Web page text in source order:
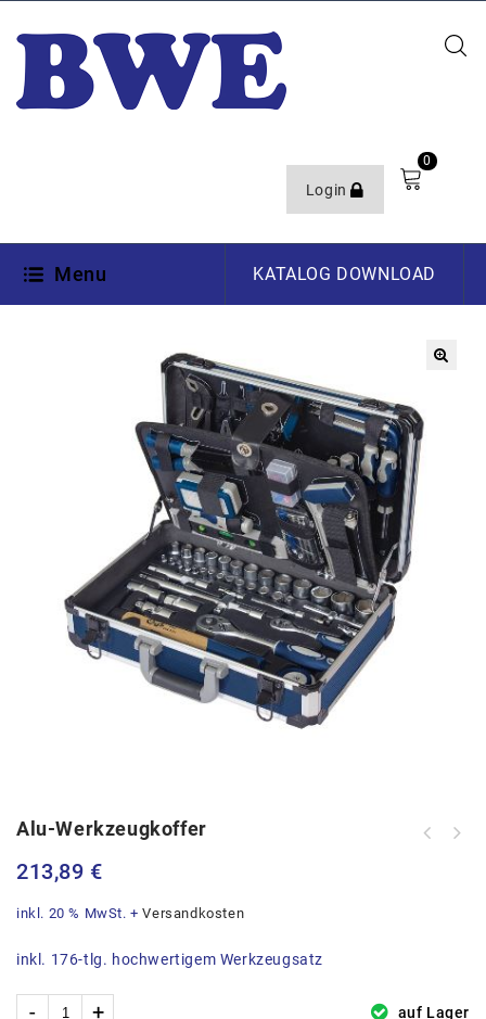
Login
0
Menu KATALOG DOWNLOAD
Alu-Werkzeugkoffer
213,89 €
inkl. 20 % MwSt. +Versandkosten
inkl. 176-tlg. hochwertigem Werkzeugsatz
auf Lager